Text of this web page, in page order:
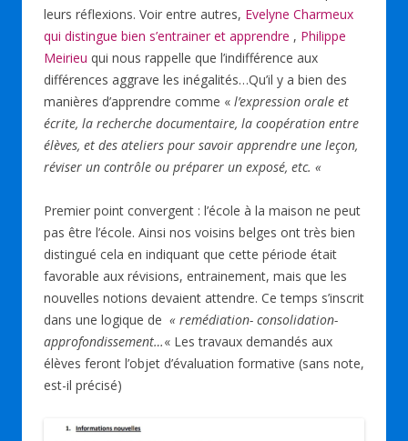
leurs réflexions. Voir entre autres, Evelyne Charmeux
qui distingue bien s’entrainer et apprendre , Philippe
Meirieu qui nous rappelle que l’indifférence aux
différences aggrave les inégalités…Qu’il y a bien des
manières d’apprendre comme « l’expression orale et
écrite, la recherche documentaire, la coopération entre
élèves, et des ateliers pour savoir apprendre une leçon,
réviser un contrôle ou préparer un exposé, etc. «
Premier point convergent : l’école à la maison ne peut
pas être l’école. Ainsi nos voisins belges ont très bien
distingué cela en indiquant que cette période était
favorable aux révisions, entrainement, mais que les
nouvelles notions devaient attendre. Ce temps s’inscrit
dans une logique de « remédiation- consolidation-
approfondissement…« Les travaux demandés aux
élèves feront l’objet d’évaluation formative (sans note,
est-il précisé)